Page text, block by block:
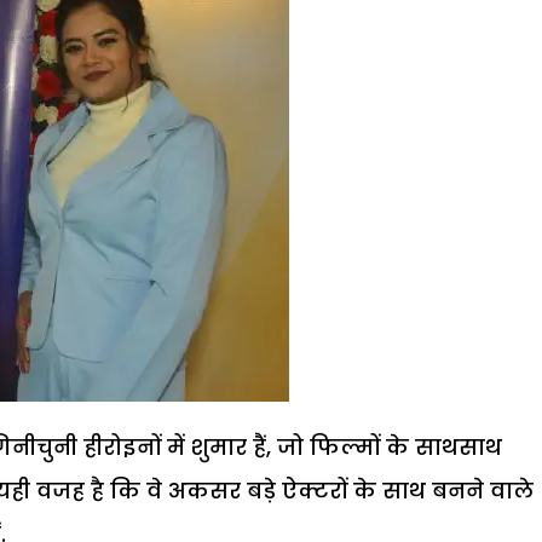
हीरोइनों में शुमार हैं, जो फिल्मों के साथसाथ
वजह है कि वे अकसर बड़े ऐक्टरों के साथ बनने वाले